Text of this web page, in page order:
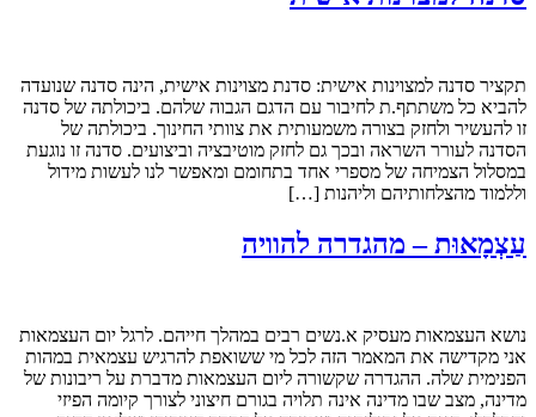
תקציר סדנה למצוינות אישית: סדנת מצוינות אישית, הינה סדנה שנועדה
להביא כל משתתף.ת לחיבור עם הדגם הגבוה שלהם. ביכולתה של סדנה
זו להעשיר ולחזק בצורה משמעותית את צוותי החינוך. ביכולתה של
הסדנה לעורר השראה ובכך גם לחזק מוטיבציה וביצועים. סדנה זו נוגעת
במסלול הצמיחה של מספרי אחד בתחומם ומאפשר לנו לעשות מידול
וללמוד מהצלחותיהם וליהנות […]
עַצְמָאוּת – מהגדרה להוויה
נושא העצמאות מעסיק א.נשים רבים במהלך חייהם. לרגל יום העצמאות
אני מקדישה את המאמר הזה לכל מי ששואפת להרגיש עצמאית במהות
הפנימית שלה. ההגדרה שקשורה ליום העצמאות מדברת על ריבונות של
מדינה, מצב שבו מדינה אינה תלויה בגורם חיצוני לצורך קיומה הפיזי